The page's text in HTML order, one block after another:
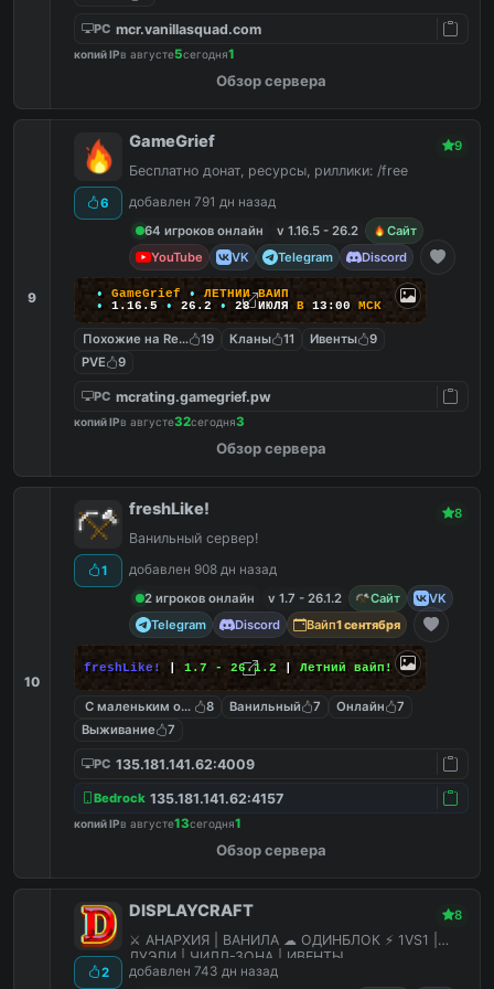
PC mcr.vanillasquad.com
копий IPв августе5сегодня1
Обзор сервера
9
6
GameGrief 9
Бесплатно донат, ресурсы, риллики: /free
добавлен 791 дн назад
64 игроков онлайн
v 1.16.5 - 26.2
Сайт
YouTube
VK Telegram Discord
• GameGrief • ЛЕТНИЙ ВАЙП
•
1. 16 . 5 • 26.2 • 28 ИЮЛЯ В 13:00 МСК
Похожие на ReallyWorld
19 Кланы 11 Ивенты
9
PVE
9
PC mcrating.gamegrief.pw
копий IPв августе32сегодня3
Обзор сервера
10
1
freshLike! 8
Ванильный сервер!
добавлен 908 дн назад
2 игроков онлайн
v 1.7 - 26.1.2 Сайт
VK
Telegram
Discord Вайп1 сентября
freshLike! 1.7 - 26.1.2 | Летний вайп!
С маленьким онлайном
8 Ванильный 7 Онлайн
7
Выживание
7
PC 135.181.141.62:4009
Bedrock 135.181.141.62:4157
копий IPв августе13сегодня1
Обзор сервера
2
DISPLAYCRAFT 8
⚔ АНАРХИЯ | ВАНИЛА ☁ ОДИНБЛОК ⚡ 1VS1 |
ДУЭЛИ | ЧИЛЛ-ЗОНА | ИВЕНТЫ
добавлен 743 дн назад